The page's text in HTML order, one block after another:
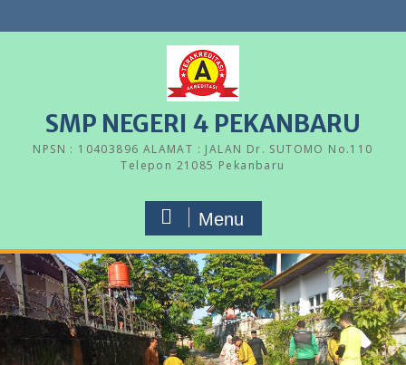
to
SMP NEGERI 4 PEKANBARU
NPSN : 10403896 ALAMAT : JALAN Dr. SUTOMO No.110
Telepon 21085 Pekanbaru
Menu